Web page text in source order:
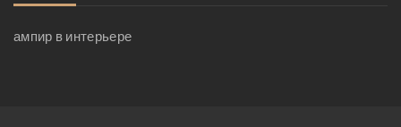
ампир в интерьере